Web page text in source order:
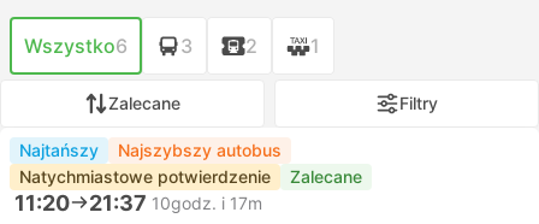
Wszystko6 3 2 1
Zalecane Filtry
Najtańszy
Najszybszy autobus
Natychmiastowe potwierdzenie
Zalecane
11:20 21:37 10godz. i 17m